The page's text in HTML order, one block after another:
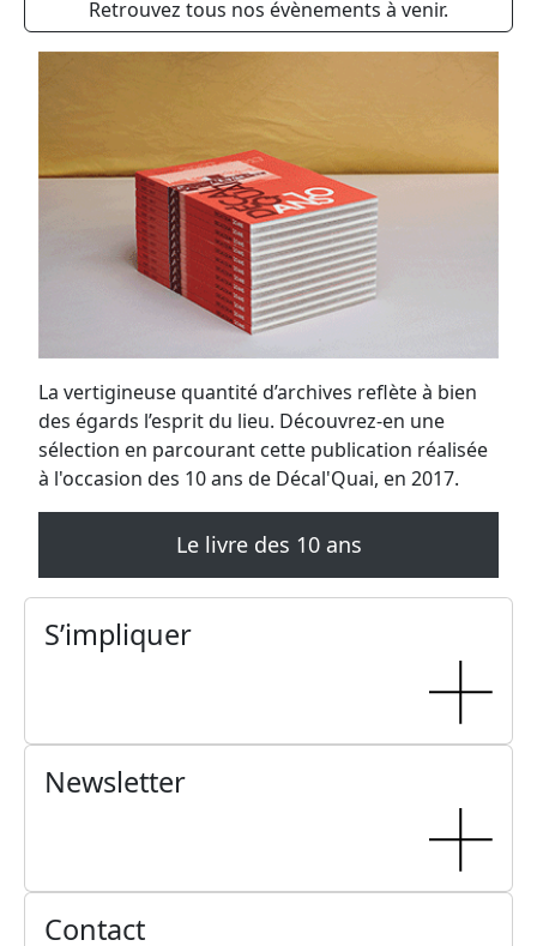
La vertigineuse quantité d’archives reflète à bien
des égards l’esprit du lieu. Découvrez-en une
sélection en parcourant cette publication réalisée
à l'occasion des 10 ans de Décal'Quai, en 2017.
Le livre des 10 ans
Retrouvez tous nos évènements à venir.
S’impliquer
Newsletter
Contact